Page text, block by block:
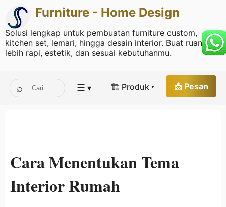
Furniture - Home Design
Solusi lengkap untuk pembuatan furniture custom,
kitchen set, lemari, hingga desain interior. Buat ruang
lebih rapi, estetik, dan sesuai kebutuhanmu.
☰ ▾ 🏗 Produk ▾ 📩 Pesan
Cara Menentukan Tema
Interior Rumah